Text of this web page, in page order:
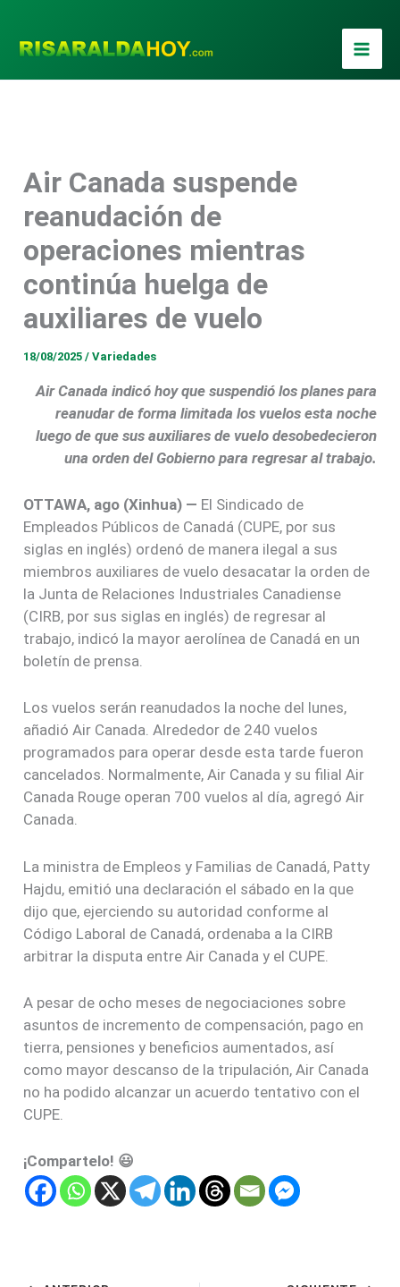
contenido
Foto / Xinhua
Air Canada suspende
reanudación de
operaciones mientras
continúa huelga de
auxiliares de vuelo
18/08/2025/Variedades
Air Canada indicó hoy que suspendió los planes para
reanudar de forma limitada los vuelos esta noche
luego de que sus auxiliares de vuelo desobedecieron
una orden del Gobierno para regresar al trabajo.
OTTAWA, ago (Xinhua) — El Sindicado de
Empleados Públicos de Canadá (CUPE, por sus
siglas en inglés) ordenó de manera ilegal a sus
miembros auxiliares de vuelo desacatar la orden de
la Junta de Relaciones Industriales Canadiense
(CIRB, por sus siglas en inglés) de regresar al
trabajo, indicó la mayor aerolínea de Canadá en un
boletín de prensa.
Los vuelos serán reanudados la noche del lunes,
añadió Air Canada. Alrededor de 240 vuelos
programados para operar desde esta tarde fueron
cancelados. Normalmente, Air Canada y su filial Air
Canada Rouge operan 700 vuelos al día, agregó Air
Canada.
La ministra de Empleos y Familias de Canadá, Patty
Hajdu, emitió una declaración el sábado en la que
dijo que, ejerciendo su autoridad conforme al
Código Laboral de Canadá, ordenaba a la CIRB
arbitrar la disputa entre Air Canada y el CUPE.
A pesar de ocho meses de negociaciones sobre
asuntos de incremento de compensación, pago en
tierra, pensiones y beneficios aumentados, así
como mayor descanso de la tripulación, Air Canada
no ha podido alcanzar un acuerdo tentativo con el
CUPE.
¡Compartelo! 😃